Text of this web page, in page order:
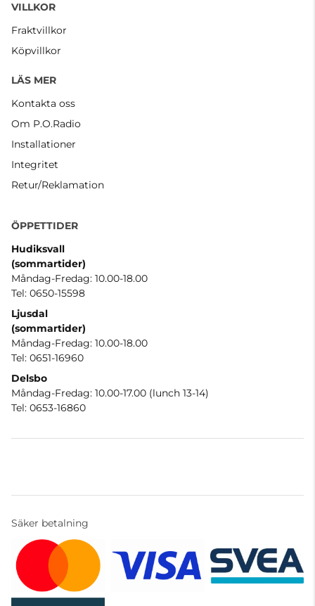
VILLKOR
Fraktvillkor
Köpvillkor
LÄS MER
Kontakta oss
Om P.O.Radio
Installationer
Integritet
Retur/Reklamation
ÖPPETTIDER
Hudiksvall
(sommartider)
Måndag-Fredag: 10.00-18.00
Tel: 0650-15598
Ljusdal
(sommartider)
Måndag-Fredag: 10.00-18.00
Tel: 0651-16960
Delsbo
Måndag-Fredag: 10.00-17.00 (lunch 13-14)
Tel: 0653-16860
Säker betalning